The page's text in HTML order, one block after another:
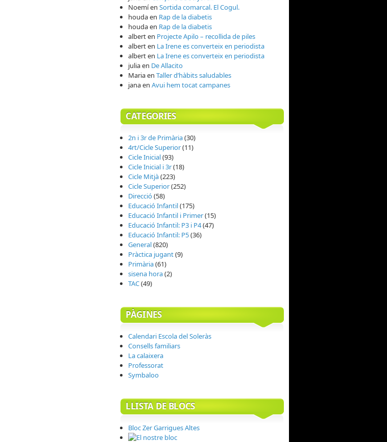
Noemíen Sortida comarcal. El Cogul.
houdaen Rap de la diabetis
houdaen Rap de la diabetis
alberten Projecte Apilo – recollida de piles
alberten La Irene es converteix en periodista
alberten La Irene es converteix en periodista
juliaen De Allacito
Mariaen Taller d’hàbits saludables
janaen Avui hem tocat campanes
CATEGORIES
2n i 3r de Primària(30)
4rt/Cicle Superior(11)
Cicle Inicial(93)
Cicle Inicial i 3r(18)
Cicle Mitjà(223)
Cicle Superior(252)
Direcció(58)
Educació Infantil(175)
Educació Infantil i Primer(15)
Educació Infantil: P3 i P4(47)
Educació Infantil: P5(36)
General(820)
Pràctica jugant(9)
Primària(61)
sisena hora(2)
TAC(49)
PÀGINES
Calendari Escola del Soleràs
Consells familiars
La calaixera
Professorat
Symbaloo
LLISTA DE BLOCS
Bloc Zer Garrigues Altes